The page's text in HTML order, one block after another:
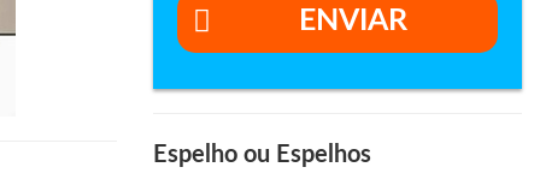
ENVIAR
Espelho ou Espelhos